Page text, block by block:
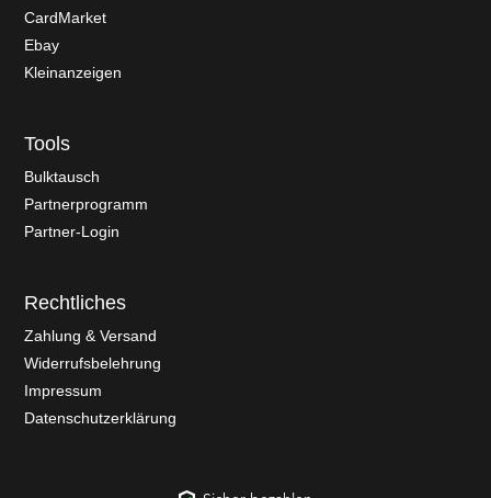
CardMarket
Ebay
Kleinanzeigen
Tools
Bulktausch
Partnerprogramm
Partner-Login
Rechtliches
Zahlung & Versand
Widerrufsbelehrung
Impressum
Datenschutzerklärung